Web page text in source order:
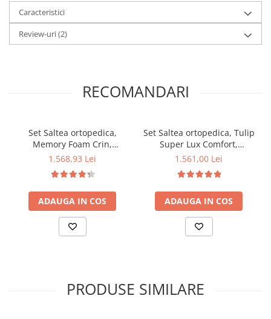
Caracteristici
Review-uri(2)
RECOMANDARI
Set Saltea ortopedica,
Memory Foam Crin,
140x200x25cm, fermitate
poliuretanica, memory
foam 5 cm, sistem de
aerisire perimetral, Salt
Confort plus 2 perne
matlasate, umplutura
poliester, 50x70cm
1.568,93 Lei
ADAUGA IN COS
Set Saltea ortopedica, Tulip
Super Lux Comfort,
140x200x30cm, fermitate
Bonell, sistem de aerisire
banda Spaceair, Saltsib
plus pilota vara,
hipoalergenica, lavabila la
95°C, 180x200cm
1.561,00 Lei
ADAUGA IN COS
PRODUSE SIMILARE